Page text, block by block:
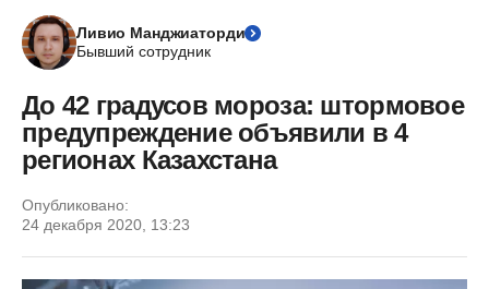
Ливио Манджиаторди
Бывший сотрудник
До 42 градусов мороза: штормовое
предупреждение объявили в 4
регионах Казахстана
Опубликовано:
24 декабря 2020, 13:23